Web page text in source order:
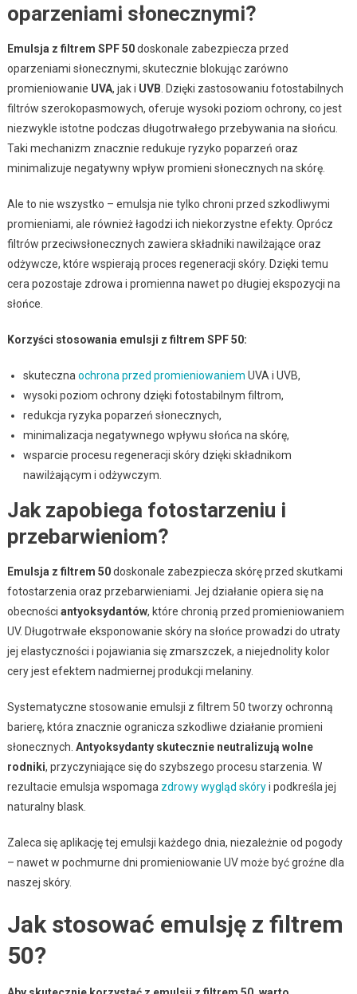
oparzeniami słonecznymi?
Emulsja z filtrem SPF 50doskonale zabezpiecza przed
oparzeniami słonecznymi, skutecznie blokując zarówno
promieniowanie UVA, jak i UVB . Dzięki zastosowaniu fotostabilnych
filtrów szerokopasmowych, oferuje wysoki poziom ochrony, co jest
niezwykle istotne podczas długotrwałego przebywania na słońcu.
Taki mechanizm znacznie redukuje ryzyko poparzeń oraz
minimalizuje negatywny wpływ promieni słonecznych na skórę.
Ale to nie wszystko – emulsja nie tylko chroni przed szkodliwymi
promieniami, ale również łagodzi ich niekorzystne efekty. Oprócz
filtrów przeciwsłonecznych zawiera składniki nawilżające oraz
odżywcze, które wspierają proces regeneracji skóry. Dzięki temu
cera pozostaje zdrowa i promienna nawet po długiej ekspozycji na
słońce.
Korzyści stosowania emulsji z filtrem SPF 50:
skuteczna ochrona przed promieniowaniem UVA i UVB,
wysoki poziom ochrony dzięki fotostabilnym filtrom,
redukcja ryzyka poparzeń słonecznych,
minimalizacja negatywnego wpływu słońca na skórę,
wsparcie procesu regeneracji skóry dzięki składnikom
nawilżającym i odżywczym.
Jak zapobiega fotostarzeniu i
przebarwieniom?
Emulsja z filtrem 50doskonale zabezpiecza skórę przed skutkami
fotostarzenia oraz przebarwieniami. Jej działanie opiera się na
obecności antyoksydantów, które chronią przed promieniowaniem
UV. Długotrwałe eksponowanie skóry na słońce prowadzi do utraty
jej elastyczności i pojawiania się zmarszczek, a niejednolity kolor
cery jest efektem nadmiernej produkcji melaniny.
Systematyczne stosowanie emulsji z filtrem 50 tworzy ochronną
barierę, która znacznie ogranicza szkodliwe działanie promieni
słonecznych. Antyoksydanty skutecznie neutralizują wolne
rodniki, przyczyniające się do szybszego procesu starzenia. W
rezultacie emulsja wspomaga zdrowy wygląd skóryi podkreśla jej
naturalny blask.
Zaleca się aplikację tej emulsji każdego dnia, niezależnie od pogody
– nawet w pochmurne dni promieniowanie UV może być groźne dla
naszej skóry.
Jak stosować emulsję z filtrem
50?